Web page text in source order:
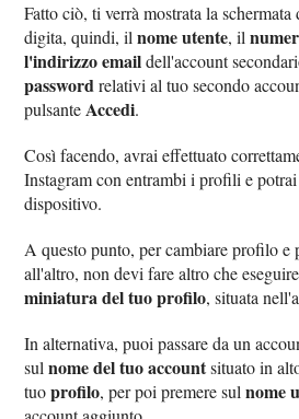
Fatto ciò, ti verrà mostrata la schermata
digita, quindi, ilnome utente, il
l'indirizzo emaildell'account
passwordrelativi al tuo secondo
pulsante Accedi.
Così facendo, avrai effettuato
Instagram con entrambi i profili e
dispositivo.
A questo punto, per cambiare profilo e
all'altro, non devi fare altro che
miniatura del tuo profilo, situata
In alternativa, puoi passare da un
sulnome del tuo accountsituato in
tuoprofilo, per poi premere sulnome